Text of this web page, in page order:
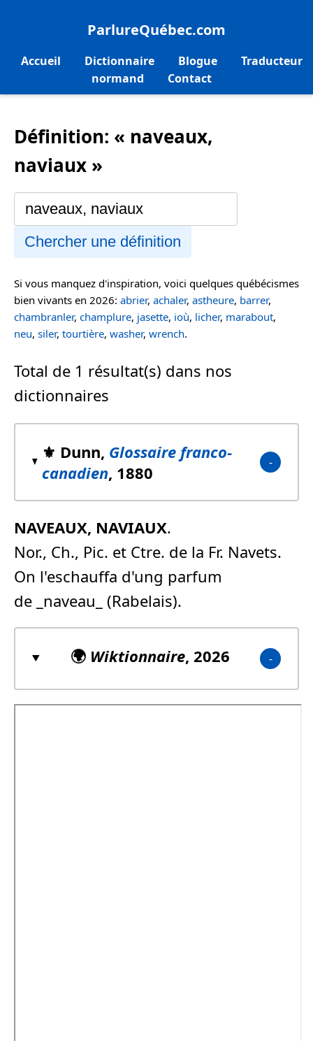
ParlureQuébec.com
Accueil Dictionnaire Blogue
Traducteur
normand
Contact
Définition: « naveaux,
naviaux »
Chercher une définition
Si vous manquez d'inspiration, voici quelques québécismes
bien vivants en 2026: abrier, achaler, astheure, barrer,
chambranler, champlure, jasette, ioù, licher, marabout,
neu, siler, tourtière, washer, wrench.
Total de 1 résultat(s) dans nos
dictionnaires
⚜️ Dunn, Glossaire franco-
canadien, 1880
NAVEAUX, NAVIAUX.
Nor., Ch., Pic. et Ctre. de la Fr. Navets.
On l'eschauffa d'ung parfum
de _naveau_ (Rabelais).
🌍 Wiktionnaire, 2026